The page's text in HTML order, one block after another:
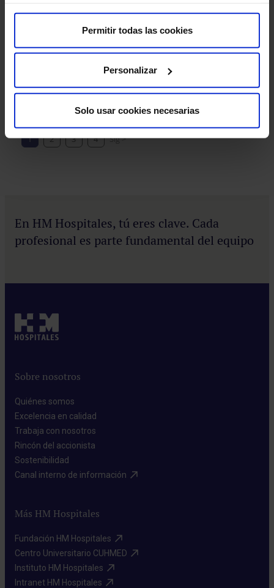
Permitir todas las cookies
Personalizar
Solo usar cookies necesarias
Matrón/a (turnos 12H) - HM Puerta del Sur
Puesto de trabajo:Enfermería
1 2 3 4 Sig >
En HM Hospitales, tú eres clave. Cada
profesional es parte fundamental del equipo
Sobre nosotros
Quiénes somos​
Excelencia en calidad​
Trabaja con nosotros​
Rincón del accionista​
Sostenibilidad​
Canal interno de información​
Más HM Hospitales
Fundación HM Hospitales​
Centro Universitario CUHMED​
Instituto HM Hospitales​
Intranet HM Hospitales​